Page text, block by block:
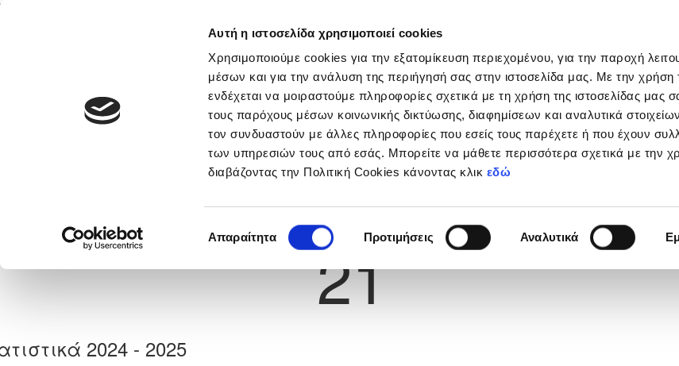
Αυτή η ιστοσελίδα χρησιμοποιεί cookies
Χρησιμοποιούμε cookies για την εξατομίκευση περιεχομένου, για την παροχή
μέσων και για την ανάλυση της περιήγησή σας στην ιστοσελίδα μας. Με την
ενδέχεται να μοιραστούμε πληροφορίες σχετικά με τη χρήση της ιστοσελίδας μας
τους παρόχους μέσων κοινωνικής δικτύωσης, διαφημίσεων και αναλυτικά
τον συνδυαστούν με άλλες πληροφορίες που εσείς τους παρέχετε ή που έχουν
των υπηρεσιών τους από εσάς. Μπορείτε να μάθετε περισσότερα σχετικά με την
διαβάζοντας την Πολιτική Cookies κάνοντας κλικ εδώ
συγκατάθεσης
Απαραίτητα Προτιμήσεις Αναλυτικά
Νέα & Πληροφορίες Εθνικές Ομάδες Διοργανώσεις
Previous
KRYSTYNA MARIE FREDA
Νούμερο Φανέλας
21
2024 - 2025